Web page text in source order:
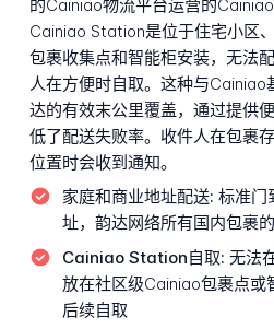
的Cainiao物流平台运营的
Cainiao Station是位于住宅小区
包裹收集点和智能柜安装，无法
人在方便时自取。这种与Cainiao
达的有效末公里覆盖，通过提供
低了配送失败率。收件人在包裹
位置时会收到通知。
家庭和商业地址配送: 标准门
址，韵达网络所有国内包裹
Cainiao Station自取: 无法
放在社区级Cainiao包裹点或
后续自取